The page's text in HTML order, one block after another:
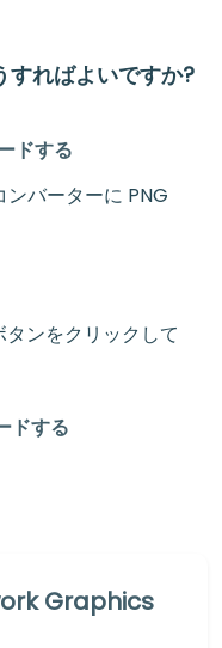
すればよいですか?
ドする
ンバーターに PNG
ンをクリックして
ドする
Graphics